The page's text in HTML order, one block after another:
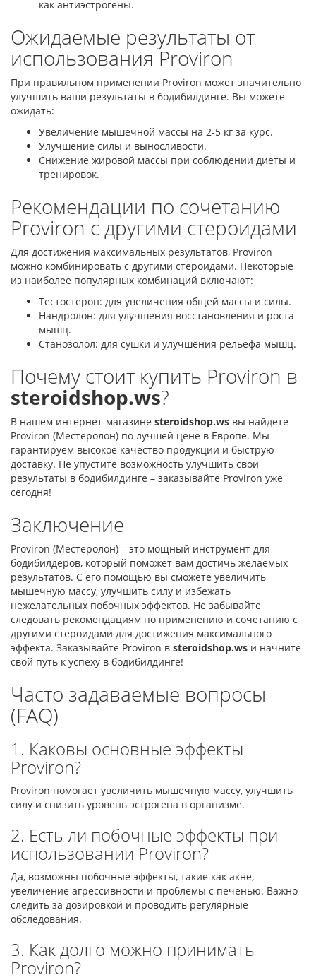
как антиэстрогены.
Ожидаемые результаты от
использования Proviron
При правильном применении Proviron может значительно
улучшить ваши результаты в бодибилдинге. Вы можете
ожидать:
Увеличение мышечной массы на 2-5 кг за курс.
Улучшение силы и выносливости.
Снижение жировой массы при соблюдении диеты и
тренировок.
Рекомендации по сочетанию
Proviron с другими стероидами
Для достижения максимальных результатов, Proviron
можно комбинировать с другими стероидами. Некоторые
из наиболее популярных комбинаций включают:
Тестостерон: для увеличения общей массы и силы.
Нандролон: для улучшения восстановления и роста
мышц.
Станозолол: для сушки и улучшения рельефа мышц.
Почему стоит купить Proviron в
steroidshop.ws?
В нашем интернет-магазине steroidshop.ws вы найдете
Proviron (Местеролон) по лучшей цене в Европе. Мы
гарантируем высокое качество продукции и быструю
доставку. Не упустите возможность улучшить свои
результаты в бодибилдинге – заказывайте Proviron уже
сегодня!
Заключение
Proviron (Местеролон) – это мощный инструмент для
бодибилдеров, который поможет вам достичь желаемых
результатов. С его помощью вы сможете увеличить
мышечную массу, улучшить силу и избежать
нежелательных побочных эффектов. Не забывайте
следовать рекомендациям по применению и сочетанию с
другими стероидами для достижения максимального
эффекта. Заказывайте Proviron в steroidshop.ws и начните
свой путь к успеху в бодибилдинге!
Часто задаваемые вопросы
(FAQ)
1. Каковы основные эффекты
Proviron?
Proviron помогает увеличить мышечную массу, улучшить
силу и снизить уровень эстрогена в организме.
2. Есть ли побочные эффекты при
использовании Proviron?
Да, возможны побочные эффекты, такие как акне,
увеличение агрессивности и проблемы с печенью. Важно
следить за дозировкой и проводить регулярные
обследования.
3. Как долго можно принимать
Proviron?